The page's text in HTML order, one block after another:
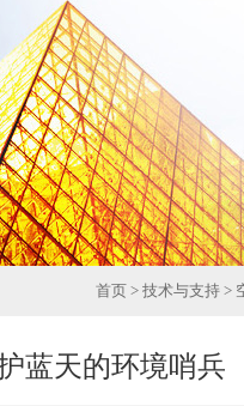
首页 > 技术与支持 >
蓝天的环境哨兵